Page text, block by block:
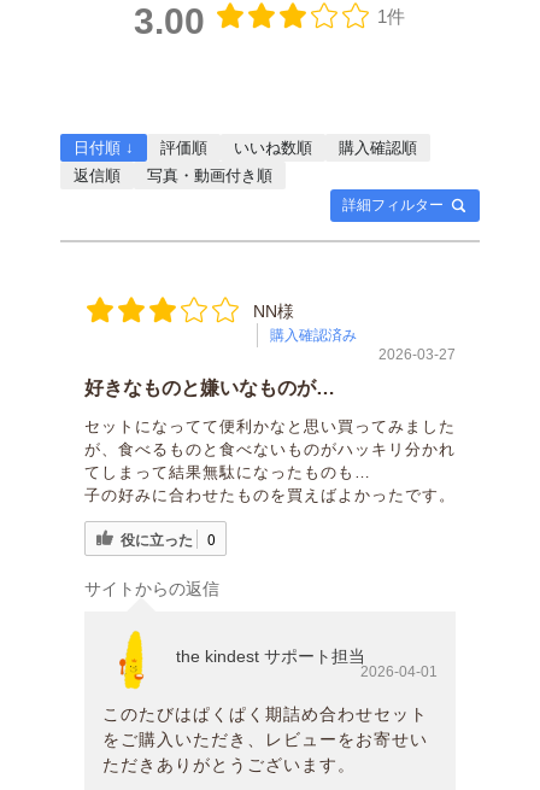
3.00 1件
詳細フィルター
日付順 ↓ 評価順 いいね数順
購入確認順
返信順
写真・動画付き順
NN様
購入確認済み
2026-03-27
好きなものと嫌いなものが…
セットになってて便利かなと思い買ってみました
が、食べるものと食べないものがハッキリ分かれ
てしまって結果無駄になったものも…
子の好みに合わせたものを買えばよかったです。
役に立った 0
サイトからの返信
the kindest サポート担当
2026-04-01
このたびはぱくぱく期詰め合わせセット
をご購入いただき、レビューをお寄せい
ただきありがとうございます。